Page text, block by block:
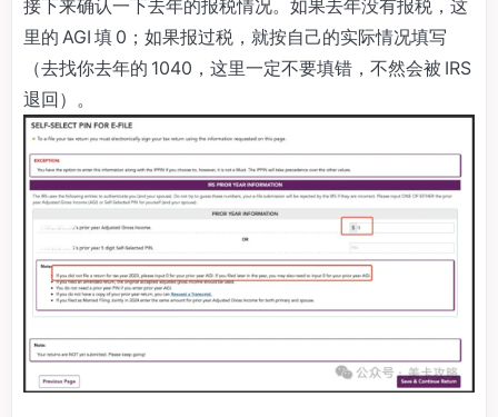
接下来确认一下去年的报税情况。如果去年没有报税，这
里的 AGI 填 0；如果报过税，就按自己的实际情况填写
（去找你去年的 1040，这里一定不要填错，不然会被 IRS
退回）。